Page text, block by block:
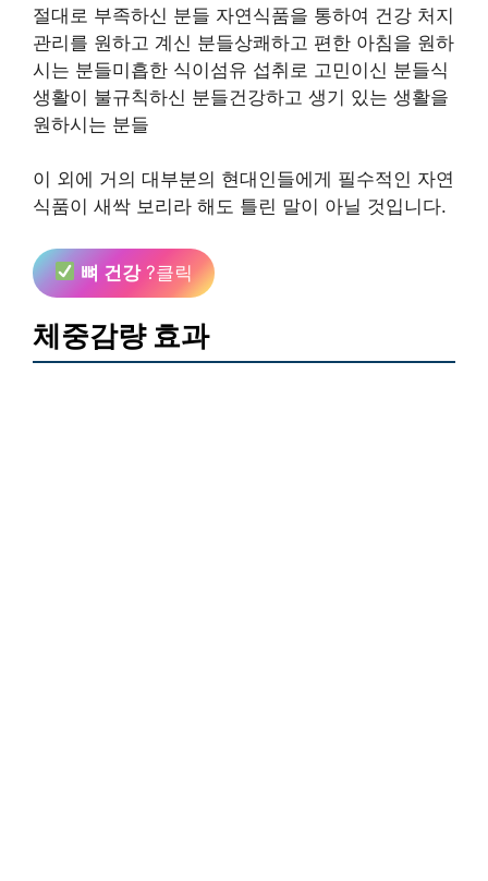
절대로 부족하신 분들 자연식품을 통하여 건강 처지
관리를 원하고 계신 분들상쾌하고 편한 아침을 원하
시는 분들미흡한 식이섬유 섭취로 고민이신 분들식
생활이 불규칙하신 분들건강하고 생기 있는 생활을
원하시는 분들
이 외에 거의 대부분의 현대인들에게 필수적인 자연
식품이 새싹 보리라 해도 틀린 말이 아닐 것입니다.
뼈 건강?클릭
체중감량 효과